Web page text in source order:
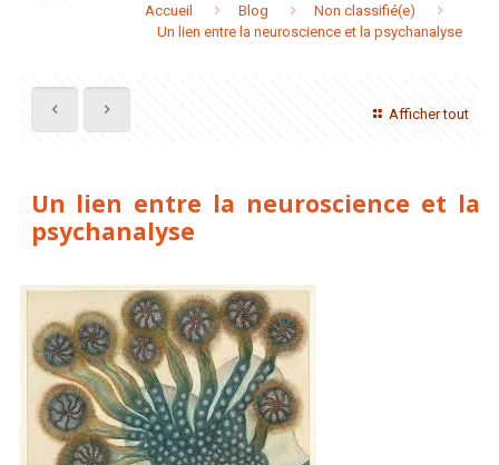
Accueil Blog
Non classifié(e)
Un lien entre la neuroscience et la psychanalyse
Afficher tout
Un lien entre la neuroscience et la
psychanalyse